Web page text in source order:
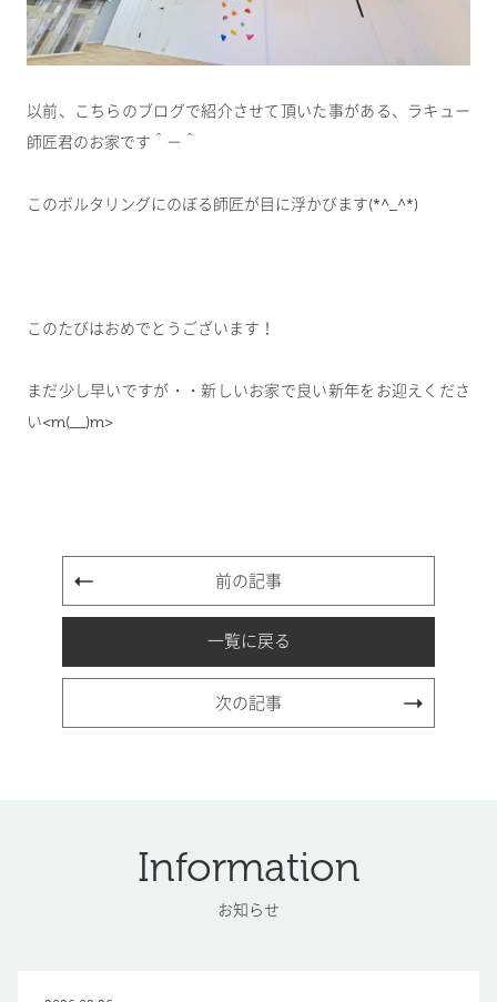
以前、こちらのブログで紹介させて頂いた事がある、ラキュー
師匠君のお家です＾－＾
このボルタリングにのぼる師匠が目に浮かびます(*^_^*)
このたびはおめでとうございます！
まだ少し早いですが・・新しいお家で良い新年をお迎えくださ
い<m(__)m>
前の記事
一覧に戻る
次の記事
Information
お知らせ